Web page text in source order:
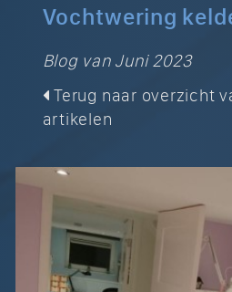
Vochtwering
Blog van Juni 2023
Terug naar overzicht
artikelen